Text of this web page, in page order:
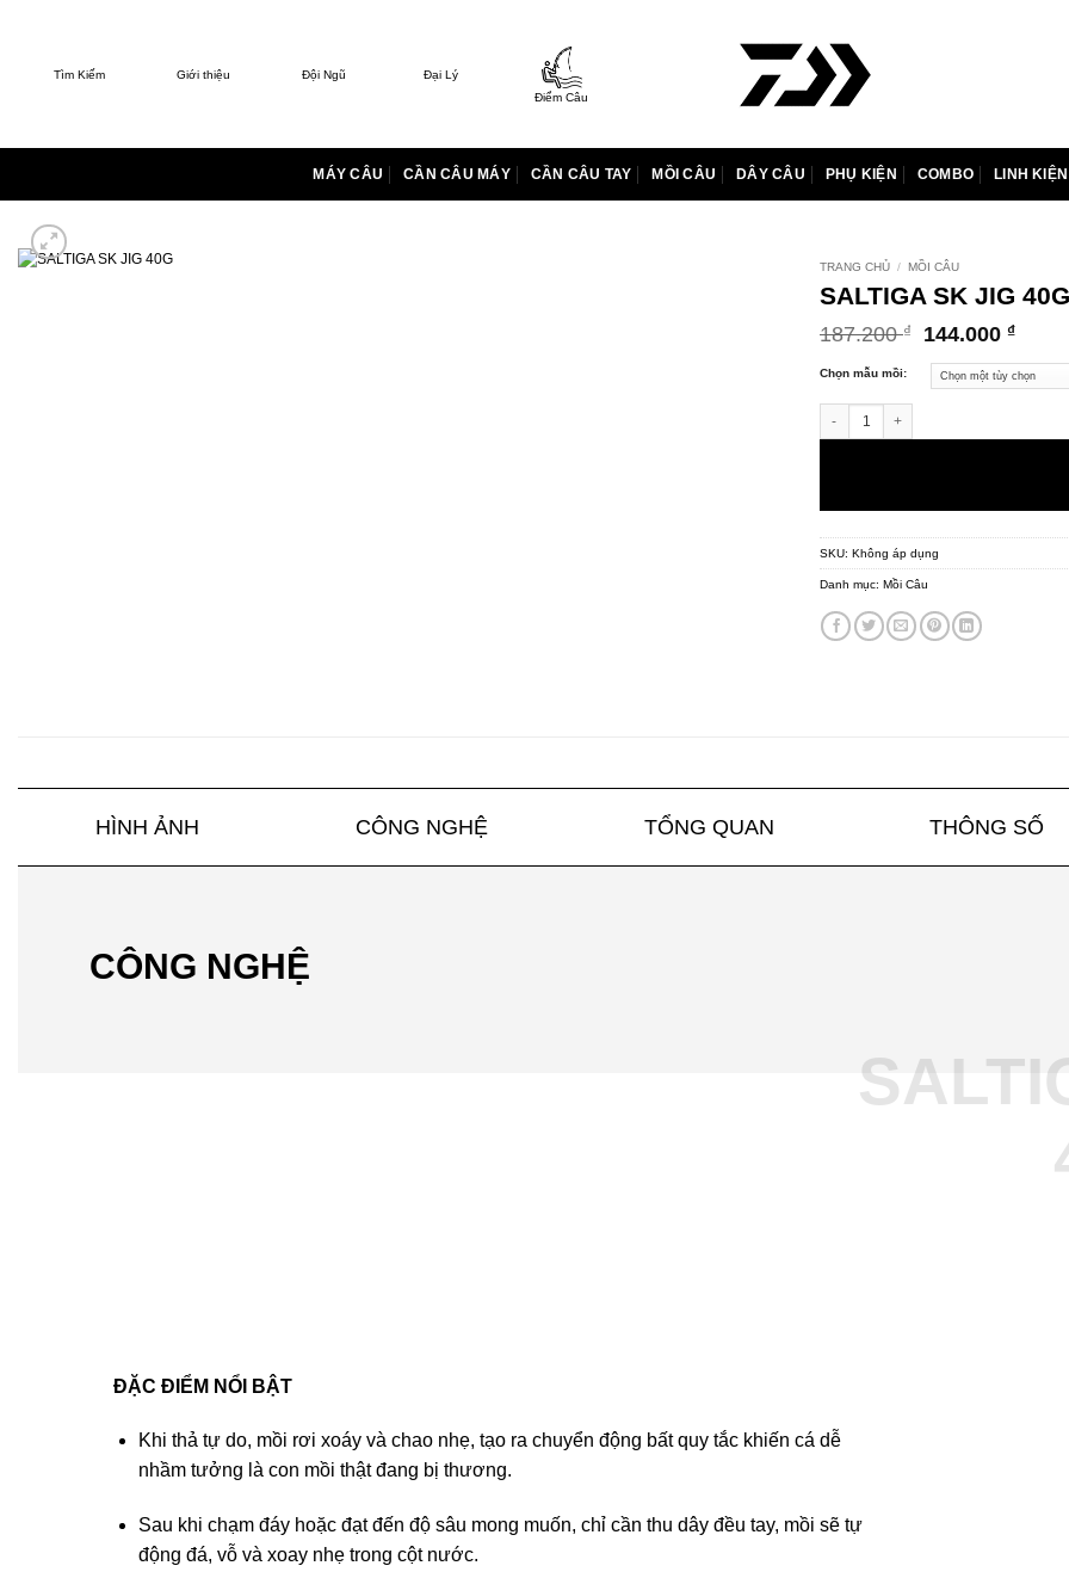
Tìm Kiếm Giới thiệu Đội Ngũ
Đại Lý
Điểm Câu
MÁY CÂU CẦN CÂU MÁY CẦN CÂU TAY MỒI CÂU DÂY CÂU PHỤ KIỆN COMBO LINH KIỆN
TRANG CHỦ / MỒI CÂU
SALTIGA SK JIG 40G
187.200₫
Giá
là:
187.200 ₫.
144.000₫Giá
tại
là:
Chọn mẫu mồi:
SKU: Không áp dụng
Danh mục: Mồi Câu
HÌNH ẢNH CÔNG NGHỆ TỔNG QUAN THÔNG SỐ
CÔNG NGHỆ
ĐẶC ĐIỂM NỔI BẬT
Khi thả tự do, mồi rơi xoáy và chao nhẹ, tạo ra chuyển động bất quy tắc khiến cá dễ
nhầm tưởng là con mồi thật đang bị thương.
Sau khi chạm đáy hoặc đạt đến độ sâu mong muốn, chỉ cần thu dây đều tay, mồi sẽ tự
động đá, vỗ và xoay nhẹ trong cột nước.